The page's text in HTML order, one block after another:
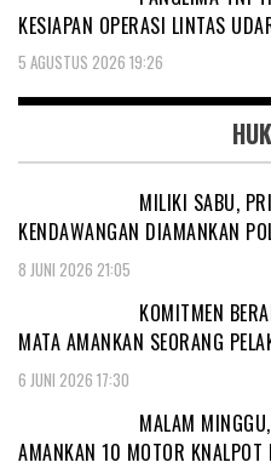
KESIAPAN OPERASI LINTAS
5 AGUSTUS 2026 19:26
MILIKI SABU,
KENDAWANGAN DIAMANKAN
8 JUNI 2026 21:05
KOMITMEN
MATA AMANKAN SEORANG
6 JUNI 2026 17:30
MALAM
AMANKAN 10 MOTOR KNALPOT